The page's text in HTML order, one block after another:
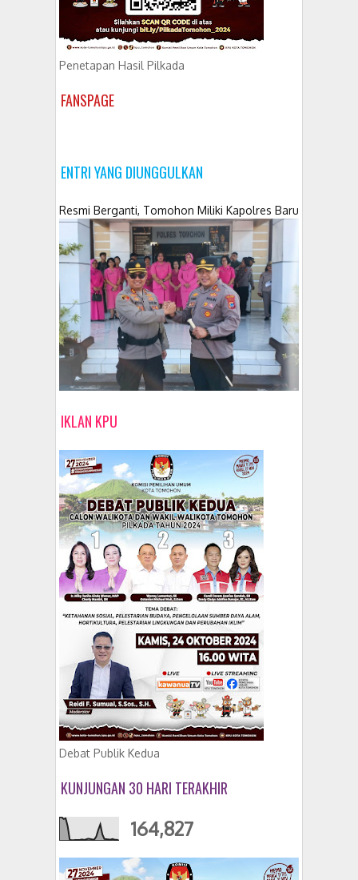
Penetapan Hasil Pilkada
FANSPAGE
ENTRI YANG DIUNGGULKAN
Resmi Berganti, Tomohon Miliki Kapolres Baru
IKLAN KPU
Debat Publik Kedua
KUNJUNGAN 30 HARI TERAKHIR
164,827